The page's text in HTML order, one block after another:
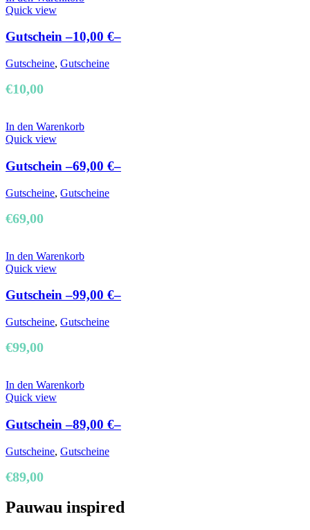
Quick view
Gutschein –10,00 €–
Gutscheine, Gutscheine
€10,00
In den Warenkorb
Quick view
Gutschein –69,00 €–
Gutscheine, Gutscheine
€69,00
In den Warenkorb
Quick view
Gutschein –99,00 €–
Gutscheine, Gutscheine
€99,00
In den Warenkorb
Quick view
Gutschein –89,00 €–
Gutscheine, Gutscheine
€89,00
Pauwau inspired